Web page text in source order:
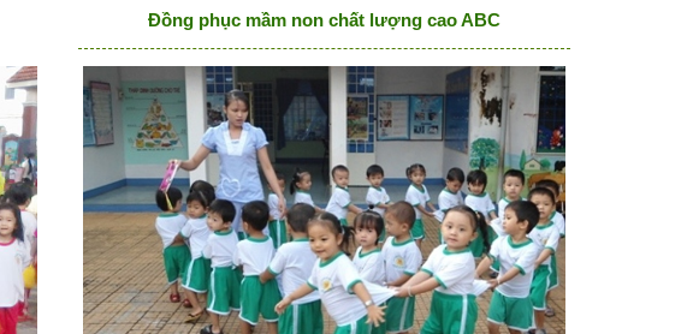
Đồng phục mầm non chất lượng cao ABC